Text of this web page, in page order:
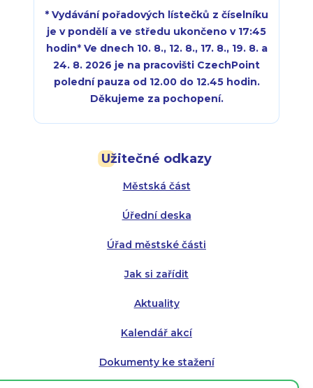
Užitečné odkazy
Městská část
Úřední deska
Úřad městské části
Jak si zařídit
Aktuality
Kalendář akcí
Dokumenty ke stažení
* Vydávání pořadových lístečků z číselníku
je v pondělí a ve středu ukončeno v 17:45
hodin* Ve dnech 10. 8., 12. 8., 17. 8., 19. 8. a
24. 8. 2026 je na pracovišti CzechPoint
polední pauza od 12.00 do 12.45 hodin.
Děkujeme za pochopení.
Úterý:
Čtvrtek:
Pátek:
Úterý:
Čtvrtek: